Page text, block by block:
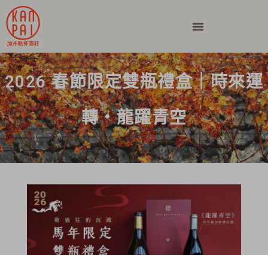
2026 春節限定雙瓶禮盒｜時來運
轉・龍躍青空